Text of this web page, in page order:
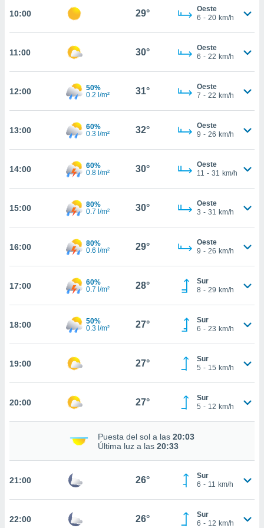
de que
el sitio
para
o
aunque
no
acceder a
abono
únicos
como
de
interés
Para
10:00 29°
Oeste
6 - 20 km/h
11:00 30°
Oeste
6 - 22 km/h
12:00
50%
0.2 l/m²
31°
Oeste
7 - 22 km/h
13:00
60%
0.3 l/m²
32°
Oeste
9 - 26 km/h
14:00
60%
0.8 l/m²
30°
Oeste
11 - 31 km/h
15:00
80%
0.7 l/m²
30°
Oeste
3 - 31 km/h
16:00
80%
0.6 l/m²
29°
Oeste
9 - 26 km/h
17:00
60%
0.7 l/m²
28°
Sur
8 - 29 km/h
18:00
50%
0.3 l/m²
27°
Sur
6 - 23 km/h
19:00 27°
Sur
5 - 15 km/h
20:00 27°
Sur
5 - 12 km/h
Puesta del sol a las 20:03
Última luz a las 20:33
21:00 26°
Sur
6 - 11 km/h
22:00 26°
Sur
6 - 12 km/h